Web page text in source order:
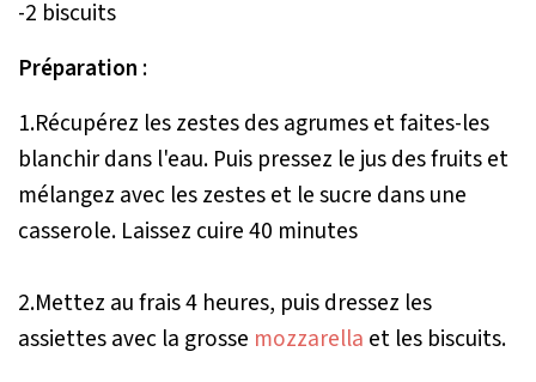
-2 biscuits
Préparation :
1.Récupérez les zestes des agrumes et faites-les
blanchir dans l'eau. Puis pressez le jus des fruits et
mélangez avec les zestes et le sucre dans une
casserole. Laissez cuire 40 minutes
2.Mettez au frais 4 heures, puis dressez les
assiettes avec la grosse mozzarella et les biscuits.